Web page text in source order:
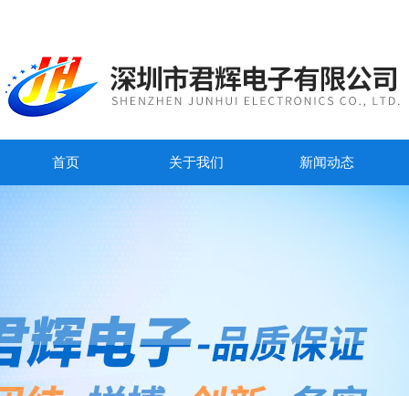
首页 关于我们 新闻动态